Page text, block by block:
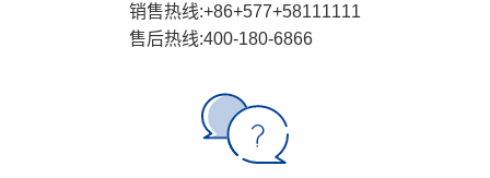
销售热线:+86+577+58111111
售后热线:400-180-6866